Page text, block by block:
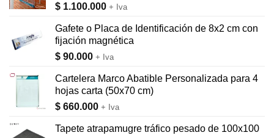
$ 1.100.000 + Iva
Gafete o Placa de Identificación de 8x2 cm con
fijación magnética
$ 90.000 + Iva
Cartelera Marco Abatible Personalizada para 4
hojas carta (50x70 cm)
$ 660.000 + Iva
Tapete atrapamugre tráfico pesado de 100x100